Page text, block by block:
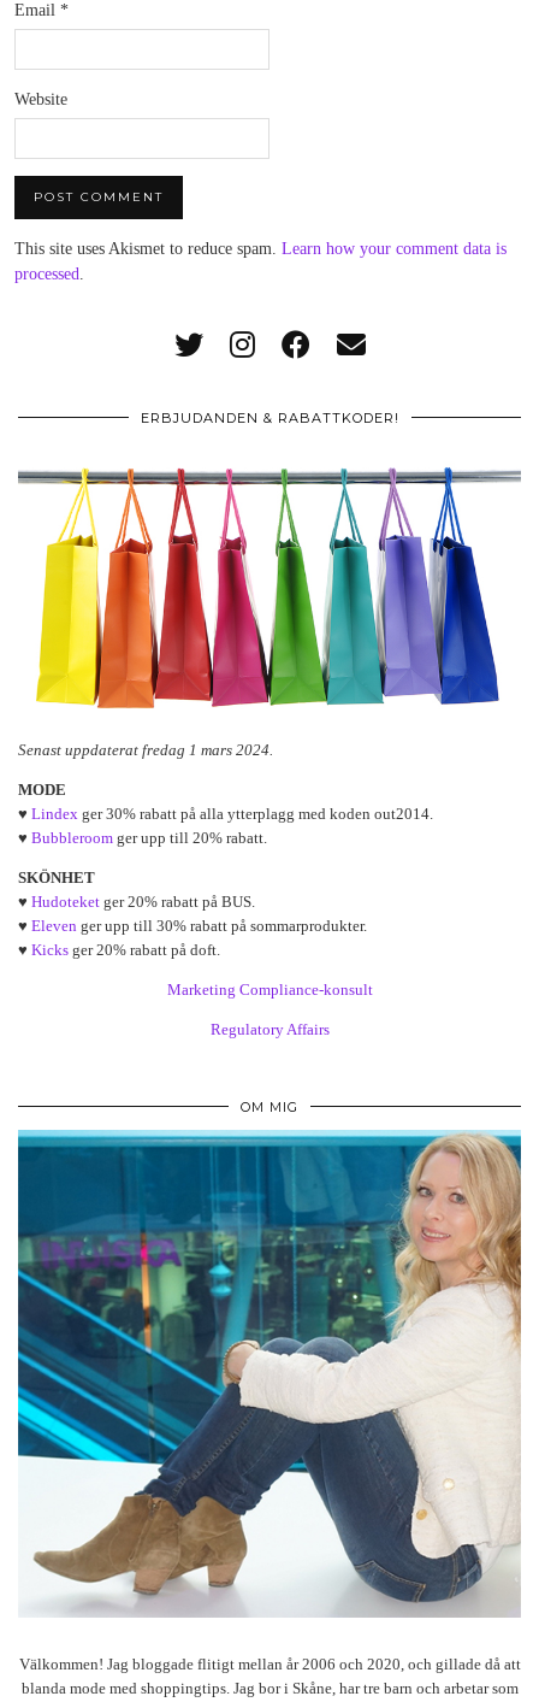
Email *
Website
This site uses Akismet to reduce spam. Learn how your comment data is
processed.
ERBJUDANDEN & RABATTKODER!
Senast uppdaterat fredag 1 mars 2024.
MODE
♥ Lindex ger 30% rabatt på alla ytterplagg med koden out2014.
♥ Bubbleroom ger upp till 20% rabatt.
SKÖNHET
♥ Hudoteket ger 20% rabatt på BUS.
♥ Eleven ger upp till 30% rabatt på sommarprodukter.
♥ Kicks ger 20% rabatt på doft.
Marketing Compliance-konsult
Regulatory Affairs
OM MIG
Välkommen! Jag bloggade flitigt mellan år 2006 och 2020, och gillade då att
blanda mode med shoppingtips. Jag bor i Skåne, har tre barn och arbetar som